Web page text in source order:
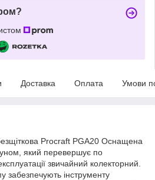
Доставка Оплата Умови
Procraft PGA20 Оснащена
який перевершує по
звичайний колекторний.
забезпечують інструменту